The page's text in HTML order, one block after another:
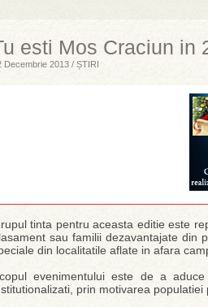
esti Mos Craciun in
Decembrie 2013 / ȘTIRI
tinta pentru aceasta editie este
sau familii dezavantajate din
din localitatile aflate in afara
evenimentului este de a
prin motivarea